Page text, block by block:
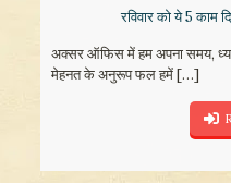
रविवार को ये 5 काम
अक्सर ऑफिस में हम अपना समय,
मेहनत के अनुरूप फल हमें […]